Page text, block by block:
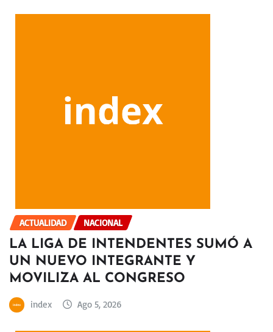
ACTUALIDAD NACIONAL
LA LIGA DE INTENDENTES SUMÓ A
UN NUEVO INTEGRANTE Y
MOVILIZA AL CONGRESO
index Ago 5, 2026